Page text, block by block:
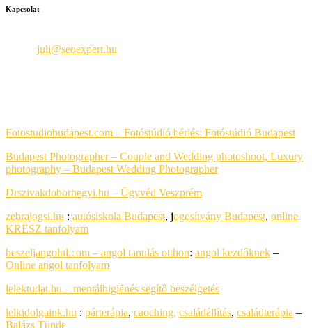
Kapcsolat
juli@seoexpert.hu
Fotostudiobudapest.com – Fotóstúdió bérlés: Fotóstúdió Budapest
Budapest Photographer – Couple and Wedding photoshoot, Luxury
photography – Budapest Wedding Photographer
Drszivakdoborhegyi.hu – Ügyvéd Veszprém
zebrajogsi.hu : autósiskola Budapest, jogosítvány Budapest, online
KRESZ tanfolyam
beszeljangolul.com – angol tanulás otthon: angol kezdőknek –
Online angol tanfolyam
lelektudat.hu – mentálhigiénés segítő beszélgetés
lelkidolgaink.hu : párterápia, caoching, családállítás, családterápia –
Balázs Tünde